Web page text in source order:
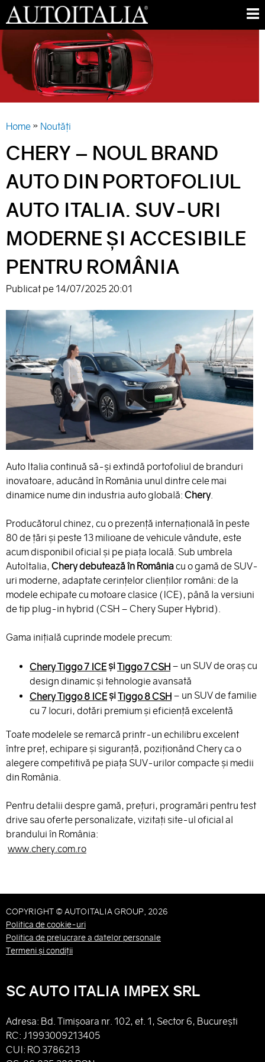
Skip
to
main
content
AUTO
ITALIA
M
E
ARE
HERE
Home » Noutăți
CHERY – NOUL BRAND
AUTO DIN PORTOFOLIUL
AUTO ITALIA. SUV-URI
MODERNE ȘI ACCESIBILE
PENTRU ROMÂNIA
Publicat pe 14/07/2025 20:01
Auto Italia continuă să-și extindă portofoliul de branduri
inovatoare, aducând în România unul dintre cele mai
dinamice nume din industria auto globală: Chery.
Producătorul chinez, cu o prezență internațională în peste
80 de țări și peste 13 milioane de vehicule vândute, este
acum disponibil oficial și pe piața locală. Sub umbrela
AutoItalia, Chery debutează în Româniacu o gamă de SUV-
uri moderne, adaptate cerințelor clienților români: de la
modele echipate cu motoare clasice (ICE), până la versiuni
de tip plug-in hybrid (CSH – Chery Super Hybrid).
Gama inițială cuprinde modele precum:
Chery Tiggo 7 ICEșiTiggo 7 CSH – un SUV de oraș cu
design dinamic și tehnologie avansată
Chery Tiggo 8 ICEșiTiggo 8 CSH – un SUV de familie
cu 7 locuri, dotări premium și eficiență excelentă
Toate modelele se remarcă printr-un echilibru excelent
între preț, echipare și siguranță, poziționând Chery ca o
alegere competitivă pe piața SUV-urilor compacte și medii
din România.
Pentru detalii despre gamă, prețuri, programări pentru test
drive sau oferte personalizate, vizitați site-ul oficial al
brandului în România:
www.chery.com.ro
COPYRIGHT © AUTOITALIA GROUP, 2026
Politica de cookie-uri
Politica de prelucrare a datelor personale
Termeni și condiții
SC AUTO ITALIA IMPEX SRL
Adresa: Bd. Timișoara nr. 102, et. 1, Sector 6, București
RC: J1993009213405
CUI: RO 3786213